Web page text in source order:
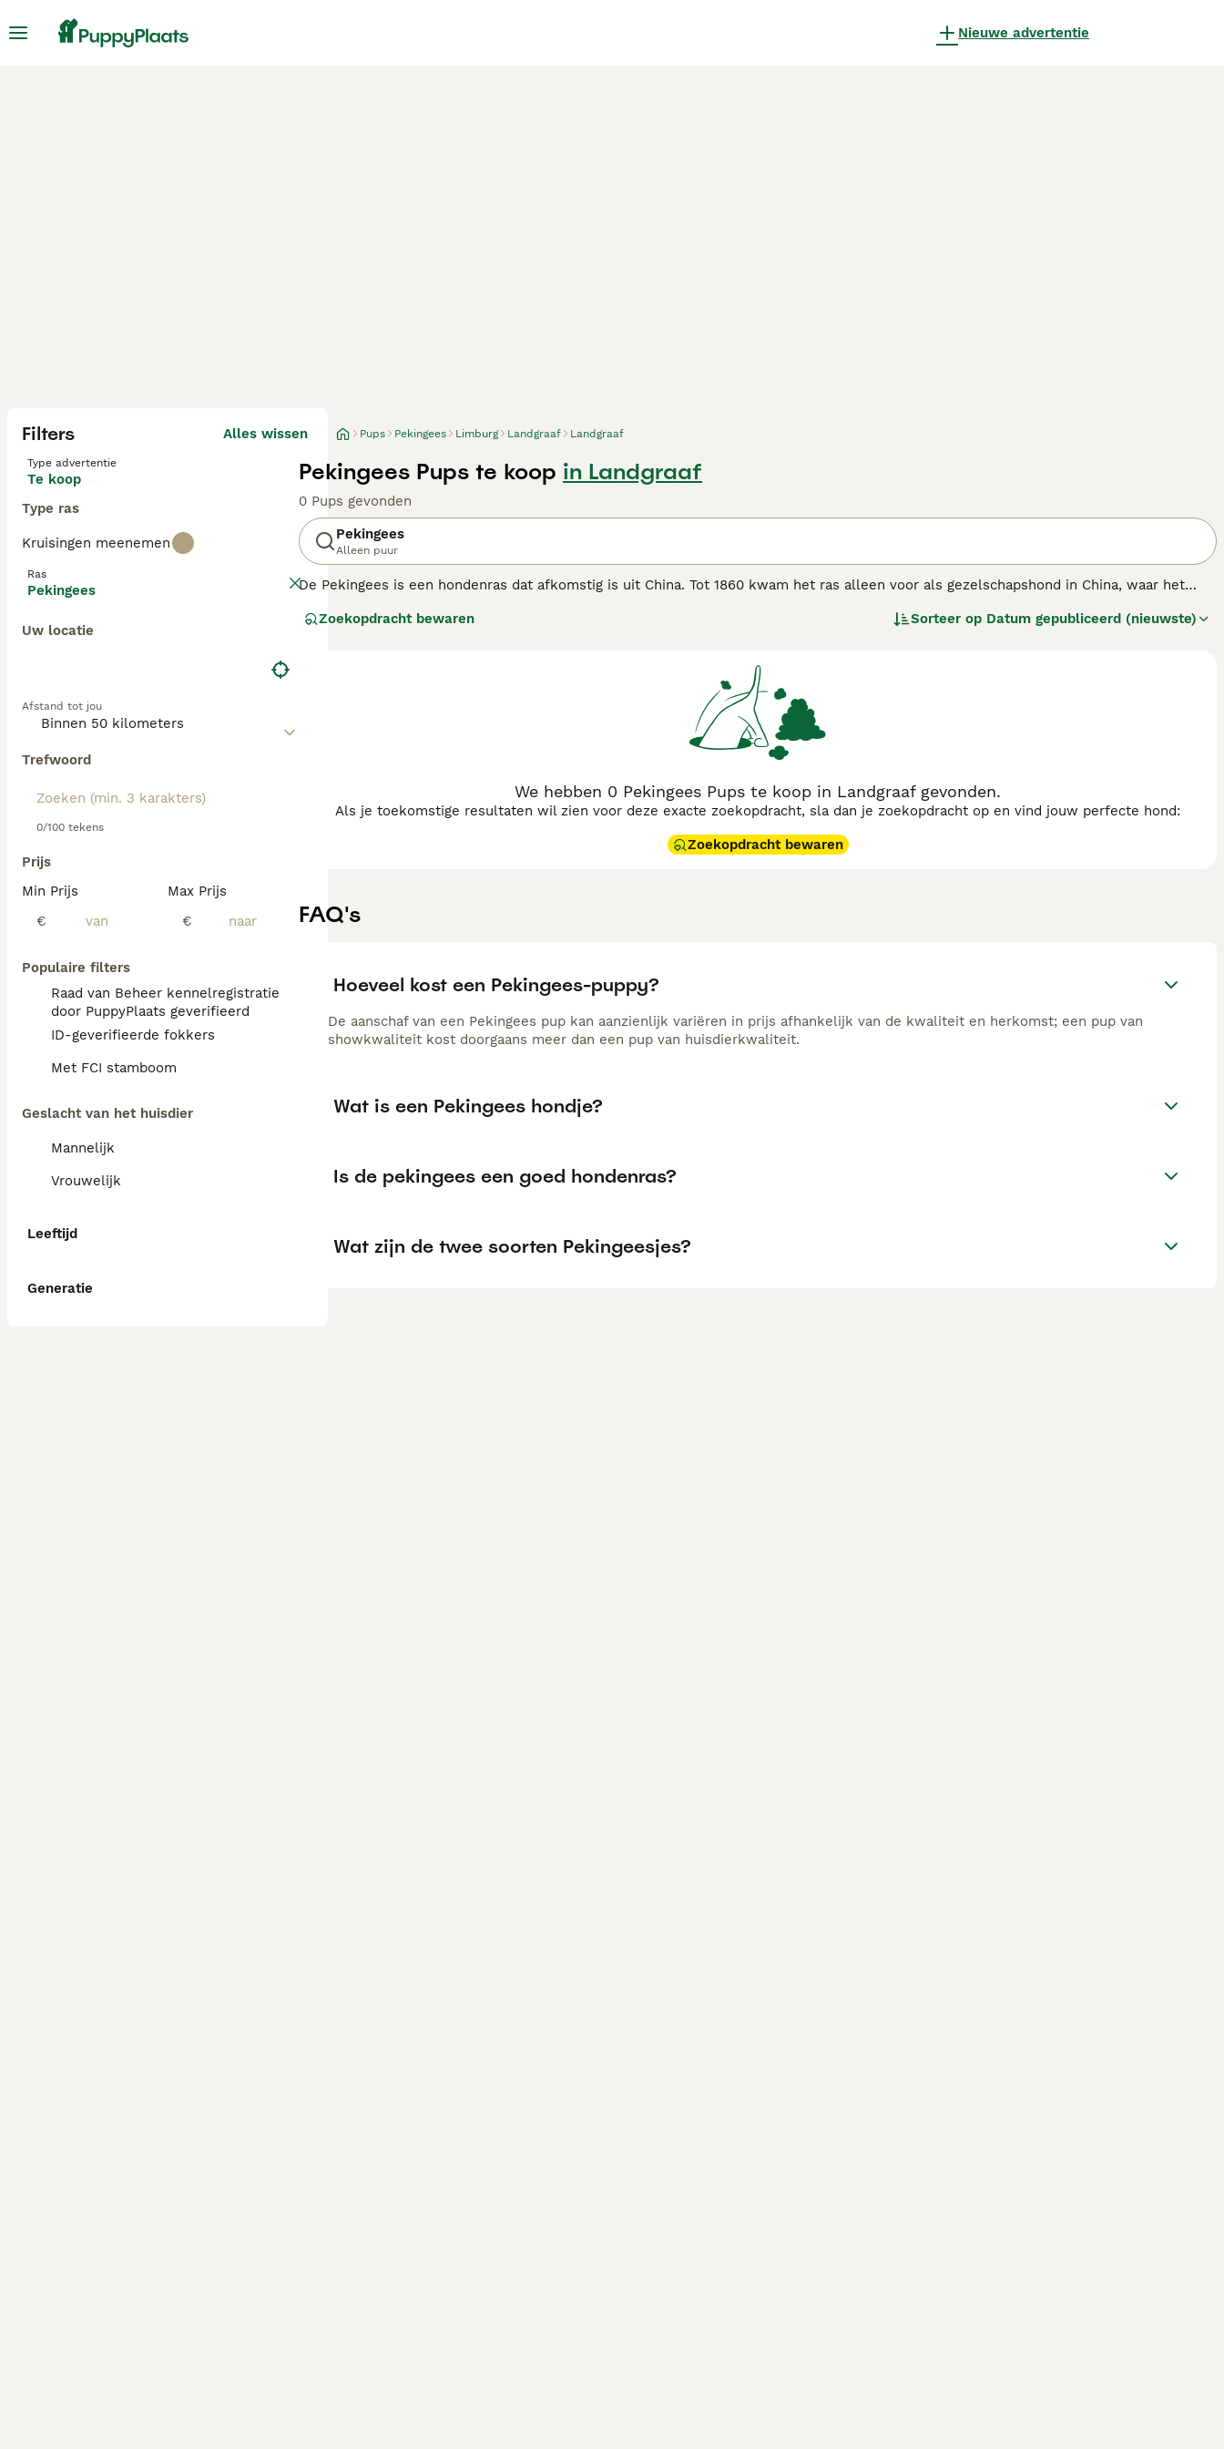
Nieuwe advertentie
Filters Alles wissen
Type advertentie
Te koop
Type ras
Kruisingen meenemen
Ras
Pekingees
Uw locatie
Afstand tot jou
Trefwoord
0/100 tekens
Prijs
Min Prijs
€
Max Prijs
€
Populaire filters
Raad van Beheer kennelregistratie
door PuppyPlaats geverifieerd
ID-geverifieerde fokkers
Met FCI stamboom
Geslacht van het huisdier
Mannelijk
Vrouwelijk
Leeftijd
Generatie
Pups Pekingees Limburg Landgraaf Landgraaf
Pekingees Pups te koop in Landgraaf
0 Pups gevonden
Pekingees
Alleen puur
De Pekingees is een hondenras dat afkomstig is uit China. Tot 1860 kwam het ras alleen voor als gezelschapshond in China, waar het
populair geworden. Niet alleen vanwege hun charmante uiterlijk, maar ook vanwege hun vriendelijke, loyale en aanhankelijke aard.
Zoekopdracht bewaren Sorteer op Datum gepubliceerd (nieuwste)
We hebben 0 Pekingees Pups te koop in Landgraaf gevonden.
Als je toekomstige resultaten wil zien voor deze exacte zoekopdracht, sla dan je zoekopdracht op en vind jouw perfecte hond:
Zoekopdracht bewaren
FAQ's
Hoeveel kost een Pekingees-puppy?
De aanschaf van een Pekingees pup kan aanzienlijk variëren in prijs afhankelijk van de kwaliteit en herkomst; een pup van
showkwaliteit kost doorgaans meer dan een pup van huisdierkwaliteit.
Wat is een Pekingees hondje?
Is de pekingees een goed hondenras?
Wat zijn de twee soorten Pekingeesjes?